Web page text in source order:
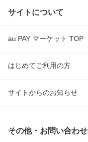
サイトについて
au PAY マーケット TOP
はじめてご利用の方
サイトからのお知らせ
その他・お問い合わせ